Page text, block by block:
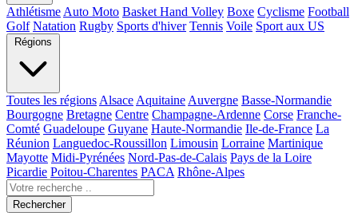
Athlétisme Auto Moto Basket Hand Volley Boxe Cyclisme Football
Golf Natation Rugby Sports d'hiver Tennis Voile Sport aux US
Régions
Toutes les régions Alsace Aquitaine Auvergne Basse-Normandie
Bourgogne Bretagne Centre Champagne-Ardenne Corse Franche-
Comté Guadeloupe Guyane Haute-Normandie Ile-de-France La
Réunion Languedoc-Roussillon Limousin Lorraine Martinique
Mayotte Midi-Pyrénées Nord-Pas-de-Calais Pays de la Loire
Picardie Poitou-Charentes PACA Rhône-Alpes
Rechercher